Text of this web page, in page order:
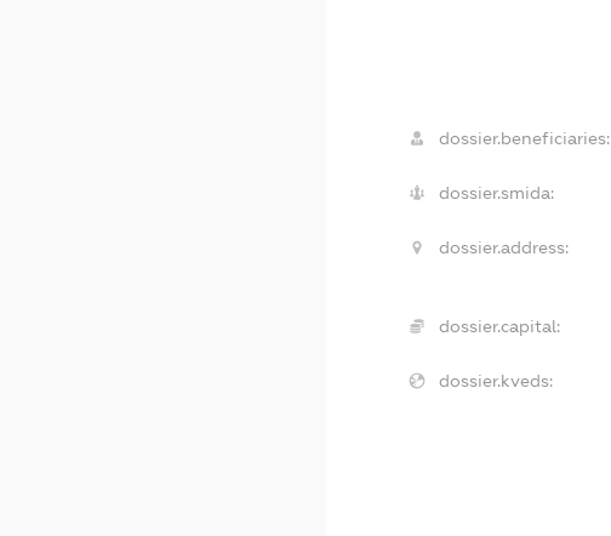
dossier.beneficiaries:
dossier.smida:
dossier.address:
dossier.capital:
dossier.kveds: